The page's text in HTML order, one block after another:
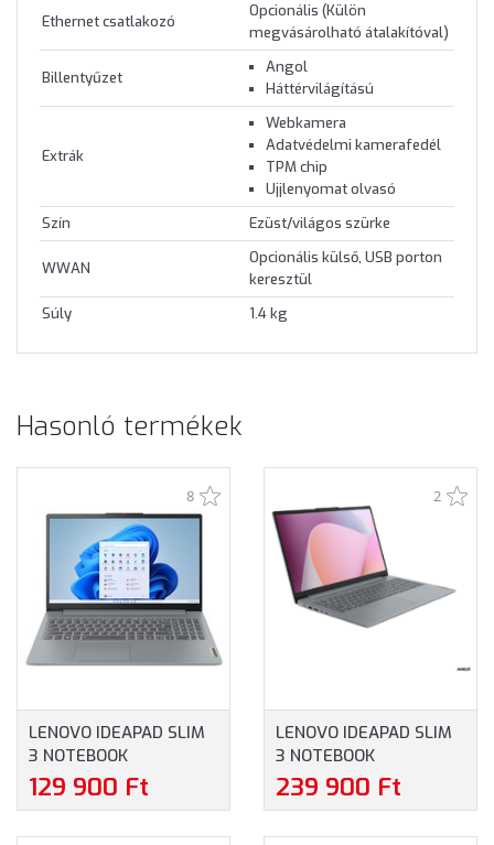
Ethernet csatlakozó
Opcionális (Külön
megvásárolható átalakítóval)
Billentyűzet
Angol
Háttérvilágítású
Extrák
Webkamera
Adatvédelmi kamerafedél
TPM chip
Ujjlenyomat olvasó
Szín
Ezüst/világos szürke
WWAN
Opcionális külső, USB porton
keresztül
Súly
1.4 kg
Hasonló termékek
8
LENOVO IDEAPAD SLIM
3 NOTEBOOK
(82XB00F6HV) - 15.6"
FULLHD, INTEL N100,
129 900 Ft
2
LENOVO IDEAPAD SLIM
3 NOTEBOOK
(82XQ00TVHV) - 15.6"
FULLHD, AMD RYZEN 5-
239 900 Ft